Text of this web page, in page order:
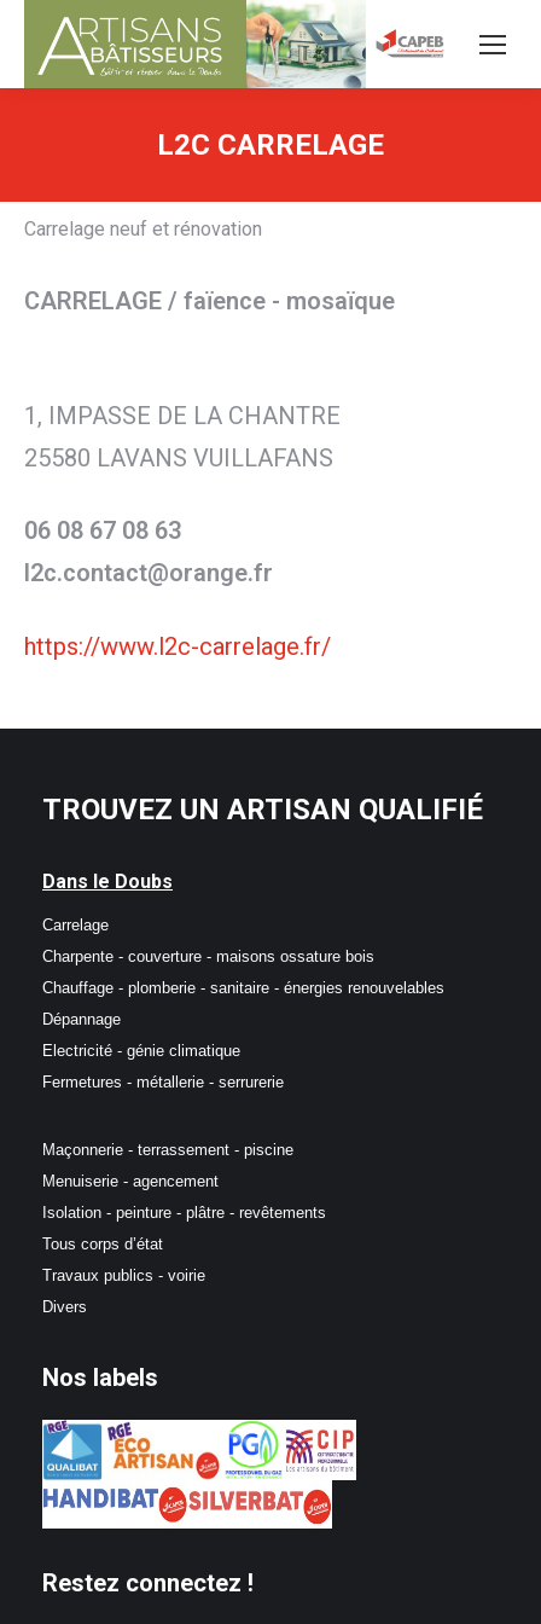
L2C CARRELAGE
Carrelage neuf et rénovation
CARRELAGE / faïence - mosaïque
1, IMPASSE DE LA CHANTRE
25580 LAVANS VUILLAFANS
06 08 67 08 63
l2c.contact@orange.fr
https://www.l2c-carrelage.fr/
TROUVEZ UN ARTISAN QUALIFIÉ
Dans le Doubs
Carrelage
Charpente - couverture - maisons ossature bois
Chauffage - plomberie - sanitaire - énergies renouvelables
Dépannage
Electricité - génie climatique
Fermetures - métallerie - serrurerie
Maçonnerie - terrassement - piscine
Menuiserie - agencement
Isolation - peinture - plâtre - revêtements
Tous corps d’état
Travaux publics - voirie
Divers
Nos labels
Restez connectez !